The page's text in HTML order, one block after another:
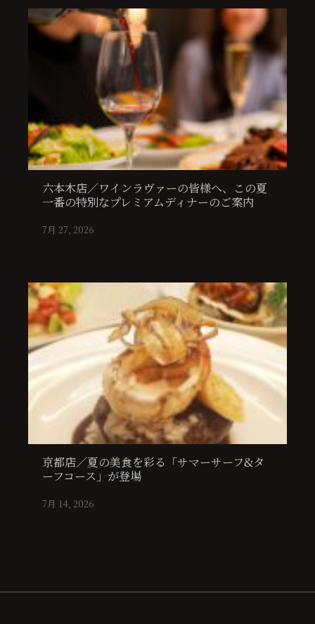
六本木店／ワインラヴァーの皆様へ、この夏
一番の特別なプレミアムディナーのご案内
7月 27, 2026
京都店／夏の美食を彩る「サマーサーフ&タ
ーフコース」が登場
7月 14, 2026